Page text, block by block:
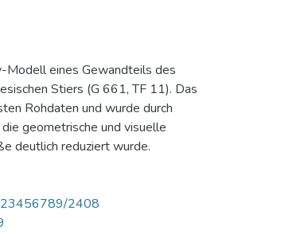
eines Gewandteils des
Stiers (G 661, TF 11). Das
Rohdaten und wurde durch
geometrische und visuelle
deutlich reduziert wurde.
2408